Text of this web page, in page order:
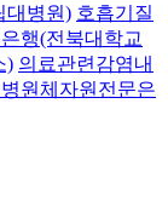
대병원) 호흡기질
행(전북대학교
) 의료관련감염내
원체자원전문은